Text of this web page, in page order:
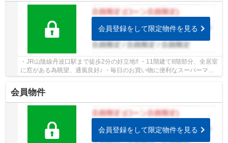
会員登録をして限定物件を見る
・JR山陰線丹波口駅まで徒歩2分の好立地!! ・11階建て8階部分、全居室
に窓がある為眺望、通風良好♪ ・毎日のお買い物に便利なスーパーマツ
会員物件
会員登録をして限定物件を見る